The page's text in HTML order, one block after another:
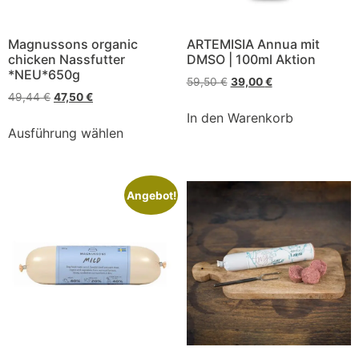
Magnussons organic
chicken Nassfutter
*NEU*650g
49,44€ 47,50€
Ausführung wählen
ARTEMISIA Annua mit
DMSO | 100ml Aktion
59,50€ 39,00€
In den Warenkorb
Angebot!